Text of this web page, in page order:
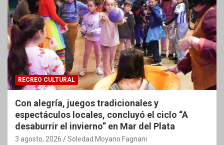
RECREO CULTURAL
Con alegría, juegos tradicionales y
espectáculos locales, concluyó el ciclo “A
desaburrir el invierno” en Mar del Plata
3 agosto, 2026 Soledad Moyano Fagnani